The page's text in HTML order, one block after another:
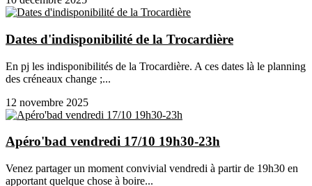
Dates d'indisponibilité de la Trocardière
En pj les indisponibilités de la Trocardière. A ces dates là le planning
des créneaux change ;...
12 novembre 2025
Apéro'bad vendredi 17/10 19h30-23h
Venez partager un moment convivial vendredi à partir de 19h30 en
apportant quelque chose à boire...